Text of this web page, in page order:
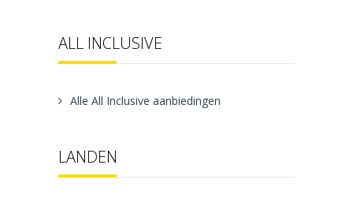
ALL INCLUSIVE
Alle All Inclusive aanbiedingen
LANDEN